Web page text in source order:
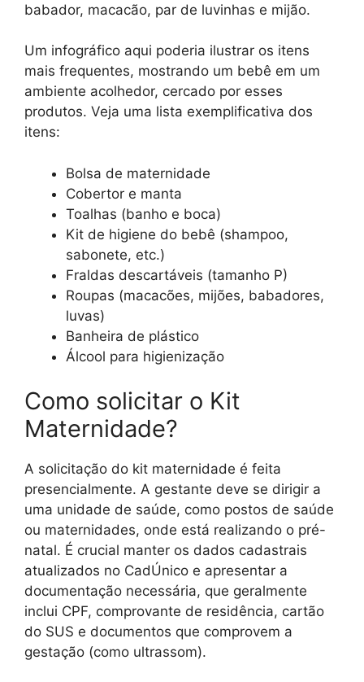
babador, macacão, par de luvinhas e mijão.
Um infográfico aqui poderia ilustrar os itens
mais frequentes, mostrando um bebê em um
ambiente acolhedor, cercado por esses
produtos. Veja uma lista exemplificativa dos
itens:
Bolsa de maternidade
Cobertor e manta
Toalhas (banho e boca)
Kit de higiene do bebê (shampoo,
sabonete, etc.)
Fraldas descartáveis (tamanho P)
Roupas (macacões, mijões, babadores,
luvas)
Banheira de plástico
Álcool para higienização
Como solicitar o Kit
Maternidade?
A solicitação do kit maternidade é feita
presencialmente. A gestante deve se dirigir a
uma unidade de saúde, como postos de saúde
ou maternidades, onde está realizando o pré-
natal. É crucial manter os dados cadastrais
atualizados no CadÚnico e apresentar a
documentação necessária, que geralmente
inclui CPF, comprovante de residência, cartão
do SUS e documentos que comprovem a
gestação (como ultrassom).